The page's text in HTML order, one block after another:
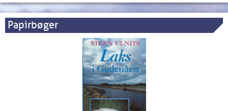
Papirbøger